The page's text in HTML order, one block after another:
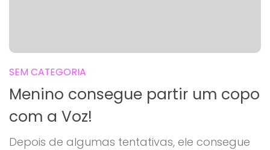
SEM CATEGORIA
Menino consegue partir um copo
com a Voz!
Depois de algumas tentativas, ele consegue